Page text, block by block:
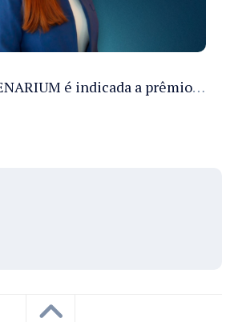
Fundadora da CENARIUM é indicada a prêmio 100+ Jornalistas Admirados